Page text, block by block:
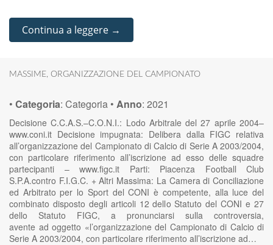
Continua a leggere →
MASSIME, ORGANIZZAZIONE DEL CAMPIONATO
• Categoria: Categoria • Anno: 2021
Decisione C.C.A.S.–C.O.N.I.: Lodo Arbitrale del 27 aprile 2004–
www.coni.it Decisione impugnata: Delibera dalla FIGC relativa
all’organizzazione del Campionato di Calcio di Serie A 2003/2004,
con particolare riferimento all’iscrizione ad esso delle squadre
partecipanti – www.figc.it Parti: Piacenza Football Club
S.P.A.contro F.I.G.C. + Altri Massima: La Camera di Conciliazione
ed Arbitrato per lo Sport del CONI è competente, alla luce del
combinato disposto degli articoli 12 dello Statuto del CONI e 27
dello Statuto FIGC, a pronunciarsi sulla controversia,
avente ad oggetto «l’organizzazione del Campionato di Calcio di
Serie A 2003/2004, con particolare riferimento all’iscrizione ad…